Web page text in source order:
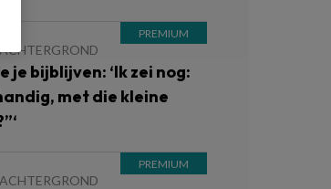
ACHTERGROND
je bijblijven: ‘Ik zei nog:
met die kleine
ACHTERGROND